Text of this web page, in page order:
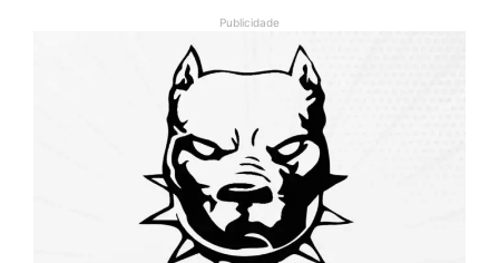
Publicidade